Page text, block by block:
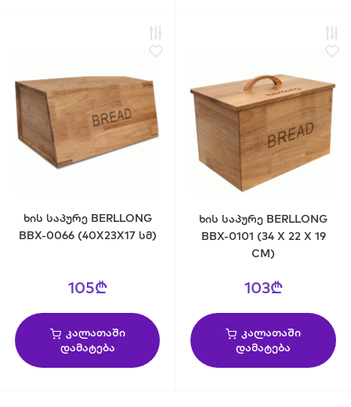
ხის საპურე BERLLONG
BBX-0066 (40X23X17 სმ)
105₾
კალათაში
დამატება
ხის საპურე BERLLONG
BBX-0101 (34 X 22 X 19
CM)
103₾
კალათაში
დამატება